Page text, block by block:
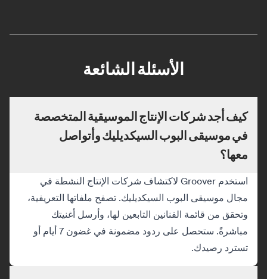
الأسئلة الشائعة
كيف أجد شركات الإنتاج الموسيقية المتخصصة
في موسيقى البوب السيكديليك وأتواصل
معها؟
استخدم Groover لاكتشاف شركات الإنتاج النشطة في
مجال موسيقى البوب السيكديليك. تصفح ملفاتها التعريفية،
وتحقق من قائمة الفنانين التابعين لها، وأرسل أغنيتك
مباشرةً. ستحصل على ردود مضمونة في غضون 7 أيام أو
تسترد رصيدك.